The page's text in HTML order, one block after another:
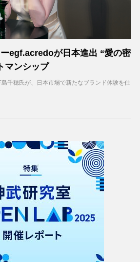
ーegf.acredoが日本進出 “愛の密
マンシップ
千穂氏が、日本市場で新たなブランド体験を仕